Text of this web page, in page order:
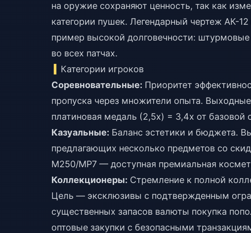
на оружие сохраняют ценность, так как
категории пушек. Легендарный чертеж АК-
пример высокой долговечности:
во всех патчах.
Категории игроков
Соревновательные: Приоритет
пропуска через множители опыта.
платиновая медаль (2,5x) = 3,4x от базовой
Казуальные: Баланс эстетики и бюджета.
предлагающих несколько предметов со
M250/MP7 — доступная премиальная
Коллекционеры: Стремление к полной
Цель — эксклюзивы с подтвержденным
существенных запасов валюты покупка
оптовые закупки с безопасными